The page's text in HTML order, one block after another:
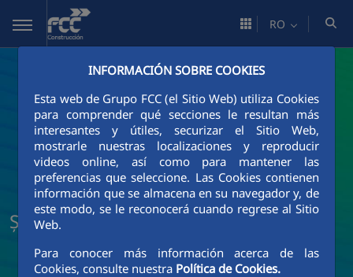
Skip to Main Content
INFORMACIÓN SOBRE COOKIES
Esta web de Grupo FCC (el Sitio Web) utiliza Cookies
para comprender qué secciones le resultan más
interesantes y útiles, securizar el Sitio Web,
mostrarle nuestras localizaciones y reproducir
videos online, así como para mantener las
preferencias que seleccione. Las Cookies contienen
información que se almacena en su navegador y, de
este modo, se le reconocerá cuando regrese al Sitio
Web.
Para conocer más información acerca de las
Cookies, consulte nuestra Política de Cookies.
RO
Știri și actualități FCC Construcción